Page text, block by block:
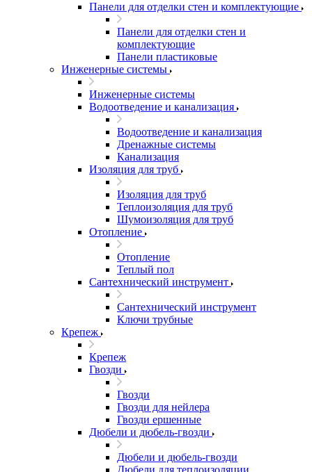
Панели для отделки стен и комплектующие
Панели для отделки стен и
комплектующие
Панели пластиковые
Инженерные системы
Инженерные системы
Водоотведение и канализация
Водоотведение и канализация
Дренажные системы
Канализация
Изоляция для труб
Изоляция для труб
Теплоизоляция для труб
Шумоизоляция для труб
Отопление
Отопление
Теплый пол
Сантехнический инструмент
Сантехнический инструмент
Ключи трубные
Крепеж
Крепеж
Гвозди
Гвозди
Гвозди для нейлера
Гвозди ершенные
Дюбели и дюбель-гвозди
Дюбели и дюбель-гвозди
Дюбели для теплоизоляции